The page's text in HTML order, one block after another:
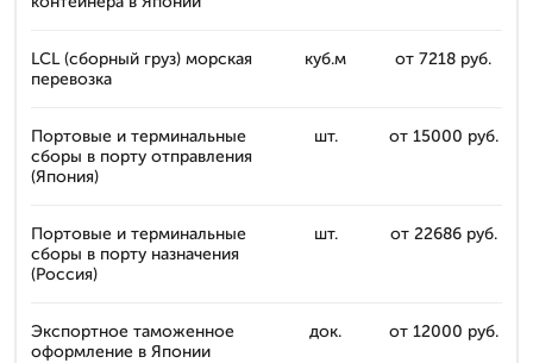
LCL (сборный груз) морская
перевозка
куб.м от 7218 руб.
Портовые и терминальные
сборы в порту отправления
(Япония)
шт. от 15000 руб.
Портовые и терминальные
сборы в порту назначения
(Россия)
шт. от 22686 руб.
Экспортное таможенное
оформление в Японии
док. от 12000 руб.